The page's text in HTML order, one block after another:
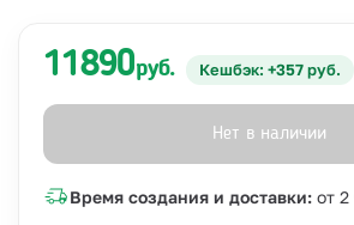
11890руб. Кешбэк: +357 руб.
Нет в наличии
Время создания и доставки: от 2